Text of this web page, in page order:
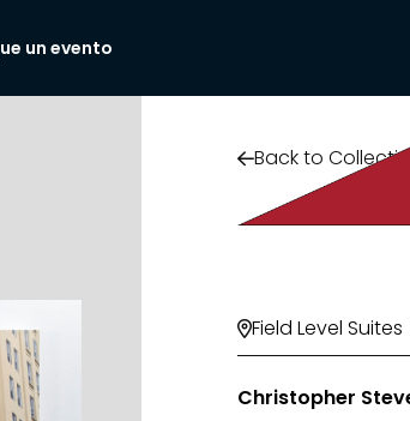
un evento
Back to
Field Level Suites
Christopher